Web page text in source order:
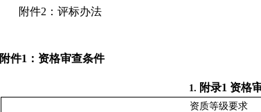
附件2：评标办法
附件1 ： 资格审查条件
1. 附录1 资格
资质等级要求